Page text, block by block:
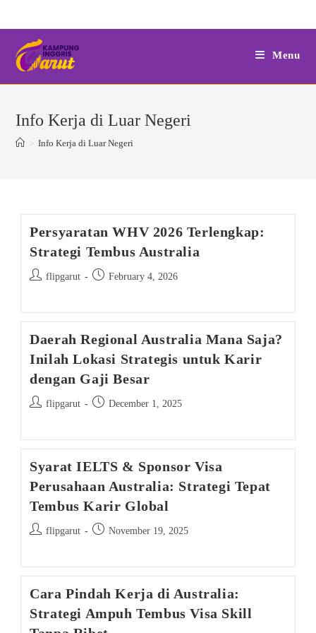
content
Menu
Info Kerja di Luar Negeri
> Info Kerja di Luar Negeri
Persyaratan WHV 2026 Terlengkap:
Strategi Tembus Australia
Postflipgarut
PostFebruary 4, 2026
Daerah Regional Australia Mana Saja?
Inilah Lokasi Strategis untuk Karir
dengan Gaji Besar
Postflipgarut
PostDecember 1, 2025
Syarat IELTS & Sponsor Visa
Perusahaan Australia: Strategi Tepat
Tembus Karir Global
Postflipgarut
PostNovember 19, 2025
Cara Pindah Kerja di Australia:
Strategi Ampuh Tembus Visa Skill